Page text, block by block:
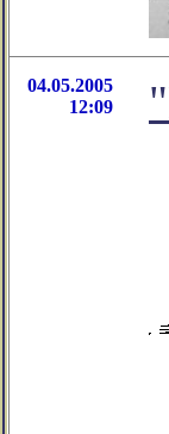
04.05.2005
12:09